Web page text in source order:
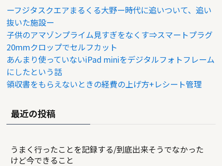
ーフジタスクエアまるくる大野ー時代に追いついて、追い
抜いた施設ー
子供のアマゾンプライム見すぎをなくす⇒スマートプラグ
20mmクロップでセルフカット
あんまり使っていないiPad miniをデジタルフォトフレーム
にしたという話
領収書をもらえないときの経費の上げ方+レシート管理
最近の投稿
うまく行ったことを記録する/到底出来そうでなかった
けど今できること